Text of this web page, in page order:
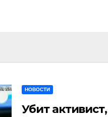
НОВОСТИ
Убит активист,